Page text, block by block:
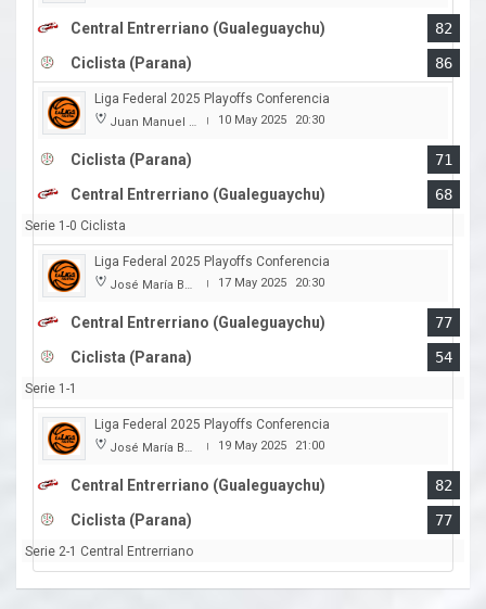
Central Entrerriano (Gualeguaychu)
82
Ciclista (Parana)
86
Liga Federal 2025 Playoffs Conferencia
Juan Manuel A. Baglietto | 10 May 2025 20:30
Ciclista (Parana)
71
Central Entrerriano (Gualeguaychu)
68
Serie 1-0 Ciclista
Liga Federal 2025 Playoffs Conferencia
José María Bertora | 17 May 2025 20:30
Central Entrerriano (Gualeguaychu)
77
Ciclista (Parana)
54
Serie 1-1
Liga Federal 2025 Playoffs Conferencia
José María Bertora | 19 May 2025 21:00
Central Entrerriano (Gualeguaychu)
82
Ciclista (Parana)
77
Serie 2-1 Central Entrerriano